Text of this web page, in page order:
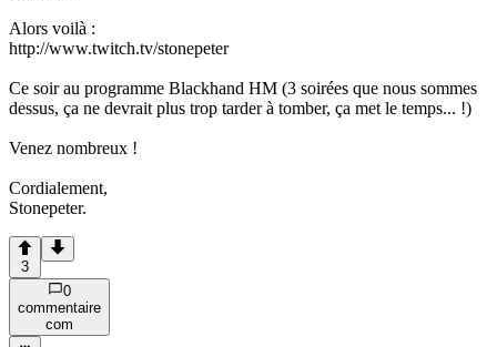
Alors voilà :
http://www.twitch.tv/stonepeter
Ce soir au programme Blackhand HM (3 soirées que nous sommes
dessus, ça ne devrait plus trop tarder à tomber, ça met le temps... !)
Venez nombreux !
Cordialement,
Stonepeter.
3
0
commentaire
com